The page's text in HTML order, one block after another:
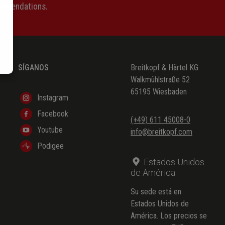
SÍGANOS
Instagram
Facebook
Youtube
Podigee
Breitkopf & Härtel KG
Walkmühlstraße 52
65195 Wiesbaden
(+49) 611 45008-0
info@breitkopf.com
Estados Unidos
de América
Su sede está en
Estados Unidos de
América. Los precios se